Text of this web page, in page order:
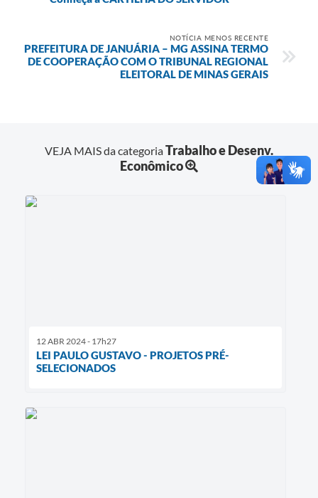
NOTÍCIA MENOS RECENTE
PREFEITURA DE JANUÁRIA – MG ASSINA TERMO
DE COOPERAÇÃO COM O TRIBUNAL REGIONAL
ELEITORAL DE MINAS GERAIS
VEJA MAIS da categoriaTrabalho e Desenv.
Econômico
12 ABR 2024 - 17h27
LEI PAULO GUSTAVO - PROJETOS PRÉ-
SELECIONADOS